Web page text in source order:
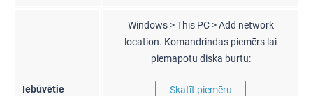
Iebūvētie
Windows > This PC > Add network
location. Komandrindas piemērs lai
piemapotu diska burtu:
Skatīt piemēru